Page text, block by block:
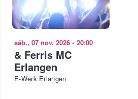
sáb., 07 nov. 2026 • 20:00
& Ferris MC
Erlangen
E-Werk Erlangen